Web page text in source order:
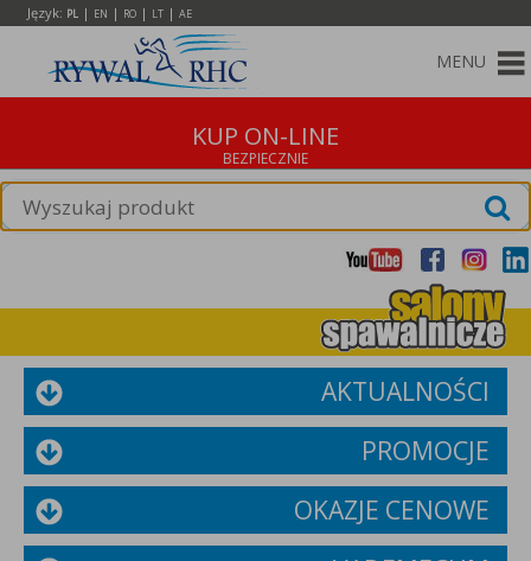
Język: PL | EN | RO | LT | AE
MENU
KUP ON-LINE
AKTUALNOŚCI
PROMOCJE
OKAZJE CENOWE